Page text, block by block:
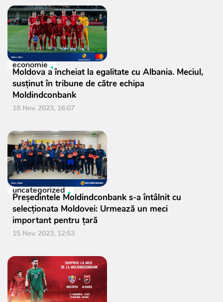
economie
Moldova a încheiat la egalitate cu Albania. Meciul,
susținut în tribune de către echipa
Moldindconbank
18 Nov. 2023, 16:07
uncategorized
Președintele Moldindconbank s-a întâlnit cu
selecționata Moldovei: Urmează un meci
important pentru țară
15 Nov. 2023, 12:53